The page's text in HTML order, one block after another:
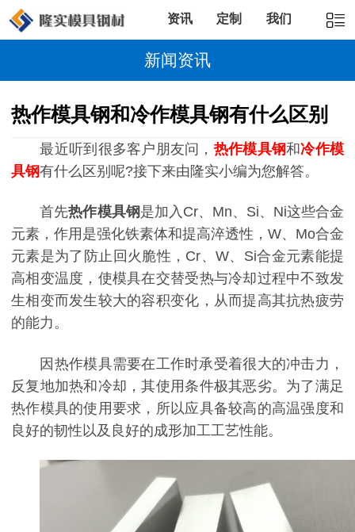
资讯 定制 我们
新闻资讯
热作模具钢和冷作模具钢有什么区别
最近听到很多客户朋友问， 热作模具钢和冷作模
具钢有什么区别呢?接下来由隆实小编为您解答。
首先热作模具钢是加入Cr、Mn、Si、Ni这些合金
元素，作用是强化铁素体和提高淬透性，W、Mo合金
元素是为了防止回火脆性，Cr、W、Si合金元素能提
高相变温度，使模具在交替受热与冷却过程中不致发
生相变而发生较大的容积变化，从而提高其抗热疲劳
的能力。
因热作模具需要在工作时承受着很大的冲击力，
反复地加热和冷却，其使用条件极其恶劣。为了满足
热作模具的使用要求，所以应具备较高的高温强度和
良好的韧性以及良好的成形加工工艺性能。